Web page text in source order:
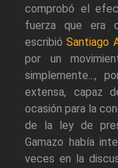
comprobó el
fuerza que era
escribióSantiago
por un
simplemente...,
extensa, capaz
ocasión para la
de la ley de
Gamazo había
veces en la